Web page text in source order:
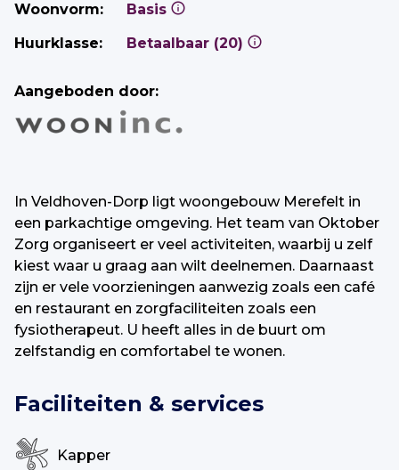
Woonvorm:
Basis
Huurklasse:
Betaalbaar (20)
Aangeboden door:
In Veldhoven-Dorp ligt woongebouw Merefelt in
een parkachtige omgeving. Het team van Oktober
Zorg organiseert er veel activiteiten, waarbij u zelf
kiest waar u graag aan wilt deelnemen. Daarnaast
zijn er vele voorzieningen aanwezig zoals een café
en restaurant en zorgfaciliteiten zoals een
fysiotherapeut. U heeft alles in de buurt om
zelfstandig en comfortabel te wonen.
Faciliteiten & services
Kapper